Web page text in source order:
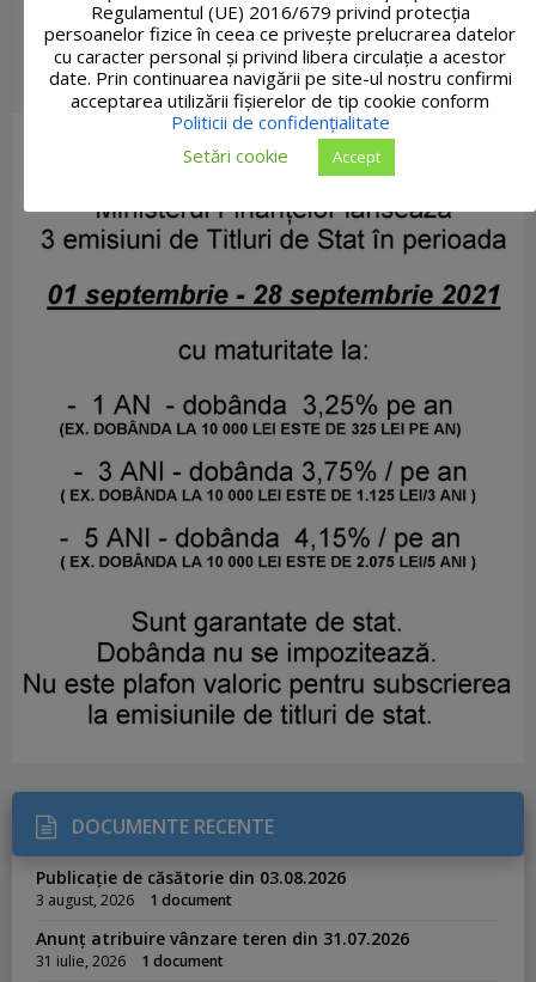
DOCUMENTE RECENTE
Publicație de căsătorie din 03.08.2026
3 august, 2026 1 document
Anunț atribuire vânzare teren din 31.07.2026
31 iulie, 2026 1 document
Regulamentul (UE) 2016/679 privind protecția
persoanelor fizice în ceea ce privește prelucrarea datelor
cu caracter personal și privind libera circulație a acestor
date. Prin continuarea navigării pe site-ul nostru confirmi
acceptarea utilizării fişierelor de tip cookie conform
Politicii de confidențialitate
Setări cookie
Accept